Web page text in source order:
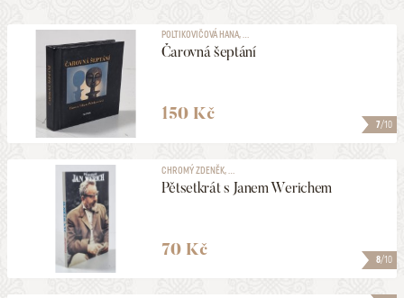
ILUSTRÁTOR
VYDAVATELSTVÍ
PODEPSANÉ
7/10
POLTIKOVIČOVÁ HANA, ...
Čarovná šeptání
150 Kč
8/10
CHROMÝ ZDENĚK, ...
Pětsetkrát s Janem Werichem
70 Kč